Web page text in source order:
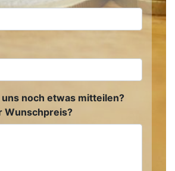
noch etwas mitteilen?
Wunschpreis?